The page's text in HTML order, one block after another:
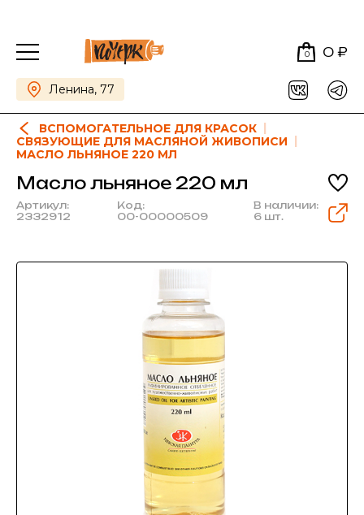
0 0 ₽
Ленина, 77
ВСПОМОГАТЕЛЬНОЕ ДЛЯ КРАСОК
СВЯЗУЮЩИЕ ДЛЯ МАСЛЯНОЙ ЖИВОПИСИ
МАСЛО ЛЬНЯНОЕ 220 МЛ
Масло льняное 220 мл
Артикул:
2332912
Код:
00-00000509
В наличии:
6 шт.